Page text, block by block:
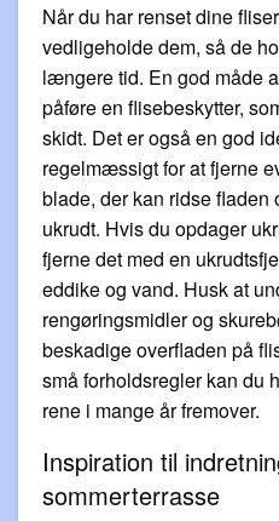
Når du har renset dine
vedligeholde dem, så de
længere tid. En god måde
påføre en flisebeskytter,
skidt. Det er også en god
regelmæssigt for at fjerne
blade, der kan ridse fladen
ukrudt. Hvis du opdager
fjerne det med en
eddike og vand. Husk at
rengøringsmidler og
beskadige overfladen på
små forholdsregler kan du
rene i mange år fremover.
Inspiration til
sommerterrasse